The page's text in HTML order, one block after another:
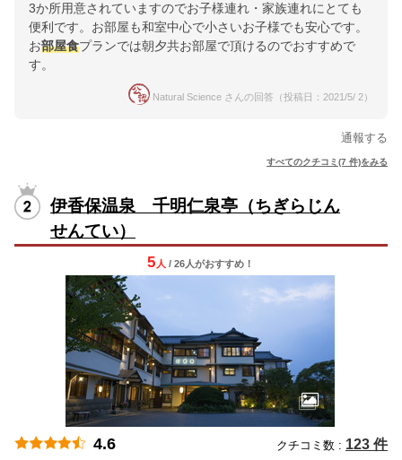
3か所用意されていますのでお子様連れ・家族連れにとても
便利です。お部屋も和室中心で小さいお子様でも安心です。
お部屋食プランでは朝夕共お部屋で頂けるのでおすすめで
す。
Natural Science さんの回答（投稿日：2021/5/ 2）
通報する
すべてのクチコミ(7 件)をみる
伊香保温泉 千明仁泉亭（ちぎらじん
せんてい）
5 人 / 26人がおすすめ！
4.6 クチコミ数 : 123 件